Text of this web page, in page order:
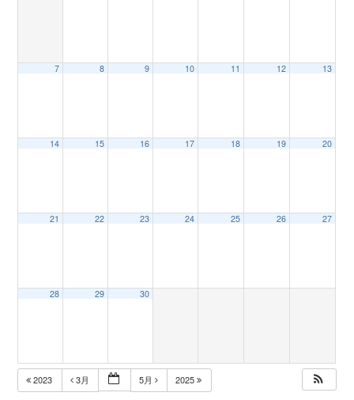
7 8 9 10 11 12 13
14 15 16 17 18 19 20
21 22 23 24 25 26 27
28 29 30
2023 3月 5月 2025